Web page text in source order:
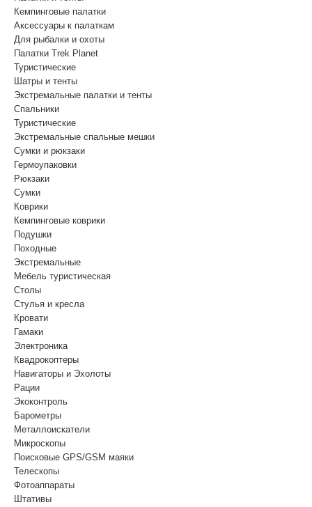
Кемпинговые палатки
Аксессуары к палаткам
Для рыбалки и охоты
Палатки Trek Planet
Туристические
Шатры и тенты
Экстремальные палатки и тенты
Спальники
Туристические
Экстремальные спальные мешки
Сумки и рюкзаки
Гермоупаковки
Рюкзаки
Сумки
Коврики
Кемпинговые коврики
Подушки
Походные
Экстремальные
Мебель туристическая
Столы
Стулья и кресла
Кровати
Гамаки
Электроника
Квадрокоптеры
Навигаторы и Эхолоты
Рации
Экоконтроль
Барометры
Металлоискатели
Микроскопы
Поисковые GPS/GSM маяки
Телескопы
Фотоаппараты
Штативы